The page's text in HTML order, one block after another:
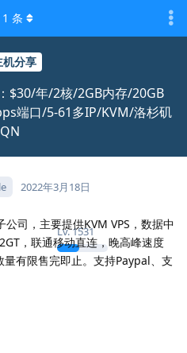
机分享
$30/年/2核/2GB内存/20GB
端口/5-61多IP/KVM/洛杉矶
QN
1 条
Lv. 1531
2022年3月18日
司，主要提供KVM VPS，数据中
，联通移动直连，晚高峰速度
有限售完即止。支持Paypal、支